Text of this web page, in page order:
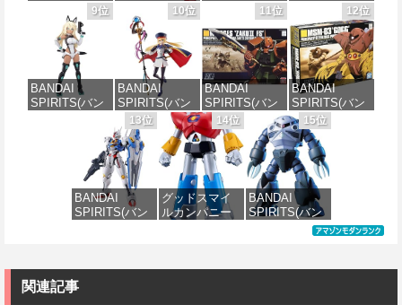
価格：¥2,420 価格：¥6,500
ハム専用ユニ
オンフラッグ
カスタム 1/144
スケール 色分
け済みプラモ
デル
価格：¥1,800
ダイ スピリッ
ツ) HGAW 機
動新世紀ガン
ダムX ガンダ
ムエアマスタ
ー 1/144スケー
ル 色分け済み
プラモデル
価格：¥3,600
ダイ スピリッ
ツ) HGUC 195
機動戦士Zガン
ダム キュベレ
イ 1/144スケー
ル 色分け済み
プラモデル
価格：¥2,200
ダイ スピリッ
ツ) HGUC 機動
戦士ガンダム
ザクI(黒い三連
星仕様) 1/144
スケール 色分
け済みプラモ
デル
価格：¥2,200
9位
BANDAI
SPIRITS(バン
エ[カラーC] 色
分け済みプラ
価格：¥4,500
10位
BANDAI
SPIRITS(バン
ダイ スピリッ
ツ) 30MS
Fate/Grand
Order アルトリ
ア・キャスタ
ー 色分け済み
プラモデル
11位
BANDAI
SPIRITS(バン
ダイ スピリッ
ツ) HGUC
1/144 ザクII
(ガルマ専用機)
(機動戦士ガン
ダム)
価格：¥2,982
12位
BANDAI
SPIRITS(バン
ダイ スピリッ
ツ) HGUC 機動
戦士ガンダム
MSM-03 ゴッ
グ 1/144スケー
ル 色分け済み
プラモデル
価格：¥2,300
13位
BANDAI
SPIRITS(バン
機動戦士ガン
ダム 水星の魔
14位
グッドスマイ
ルカンパニー
イアポロン 組
15位
BANDAI
SPIRITS(バン
ダイ スピリッ
MSM-07 ズゴ
関連記事